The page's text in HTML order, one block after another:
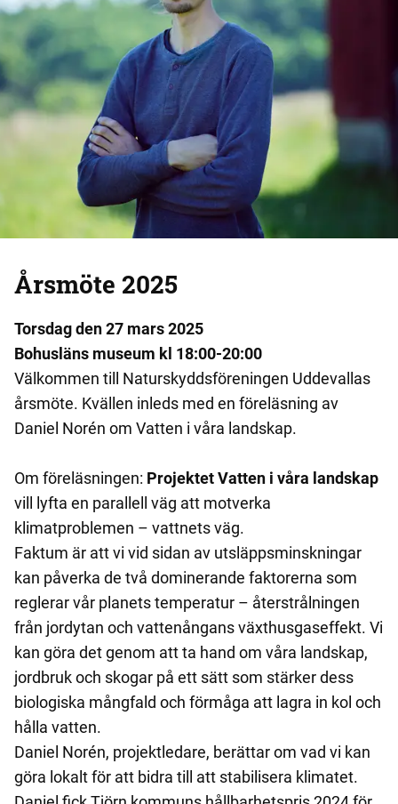
Årsmöte 2025
Torsdag den 27 mars 2025
Bohusläns museum kl 18:00-20:00
Välkommen till Naturskyddsföreningen Uddevallas
årsmöte. Kvällen inleds med en föreläsning av
Daniel Norén om Vatten i våra landskap.
Om föreläsningen: Projektet Vatten i våra landskap
vill lyfta en parallell väg att motverka
klimatproblemen – vattnets väg.
Faktum är att vi vid sidan av utsläppsminskningar
kan påverka de två dominerande faktorerna som
reglerar vår planets temperatur – återstrålningen
från jordytan och vattenångans växthusgaseffekt. Vi
kan göra det genom att ta hand om våra landskap,
jordbruk och skogar på ett sätt som stärker dess
biologiska mångfald och förmåga att lagra in kol och
hålla vatten.
Daniel Norén, projektledare, berättar om vad vi kan
göra lokalt för att bidra till att stabilisera klimatet.